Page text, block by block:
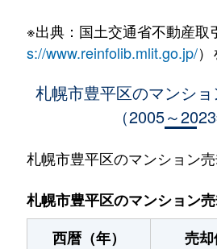
水車町
1,400万円
2,500万円
月寒中央通
2,700万円
月寒中央通
1,500万円
月寒中央通
3,000万円
※出典：国土交通省不動産取
s://www.reinfolib.mlit.go.jp/）
札幌市豊平区のマンシ
（2005～2023
札幌市豊平区のマンション売
札幌市豊平区のマンション
西暦（年）
売却